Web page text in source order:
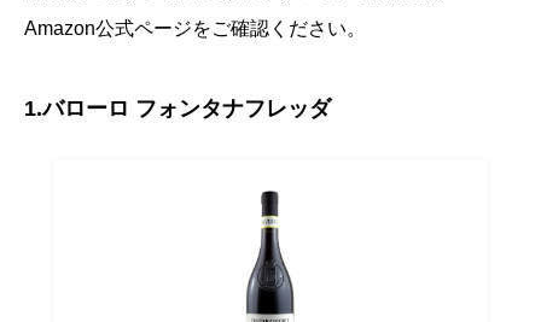
Amazon公式ページをご確認ください。
1.バローロ フォンタナフレッダ